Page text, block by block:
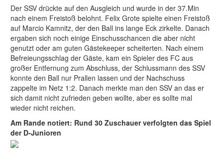
Der SSV drückte auf den Ausgleich und wurde in der 37.Min
nach einem Freistoß belohnt. Felix Grote spielte einen Freistoß
auf Marcio Kamnitz, der den Ball ins lange Eck zirkelte. Danach
ergaben sich noch einige Einschusschancen die aber nicht
genutzt oder am guten Gästekeeper scheiterten. Nach einem
Befreieungsschlag der Gäste, kam ein Spieler des FC aus
großer Entfernung zum Abschluss, der Schlussmann des SSV
konnte den Ball nur Prallen lassen und der Nachschuss
zappelte im Netz 1:2. Danach merkte man den SSV an das er
sich damit nicht zufrieden geben wollte, aber es sollte mal
wieder nicht reichen.
Am Rande notiert: Rund 30 Zuschauer verfolgten das Spiel
der D-Junioren